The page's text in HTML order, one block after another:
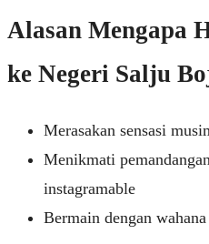
Alasan Mengapa
ke Negeri Salju
Merasakan sensasi
Menikmati
instagramable
Bermain dengan